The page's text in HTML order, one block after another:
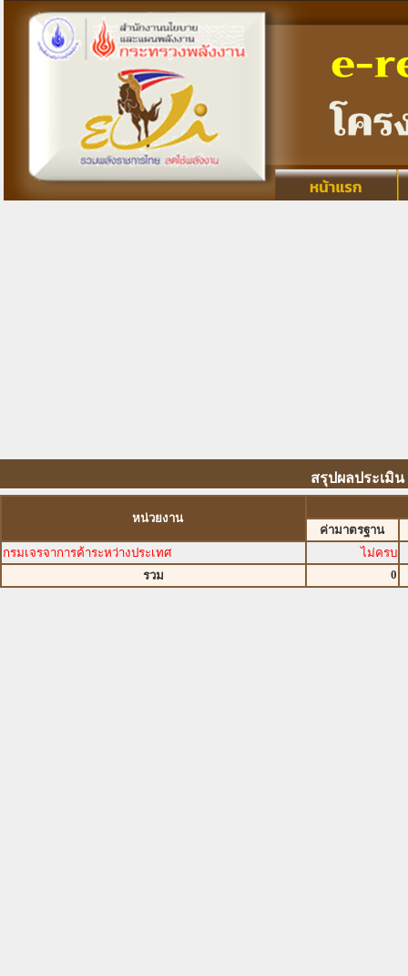
สรุปผลประเมิน
หน่วยงาน
ค่ามาตรฐาน
กรมเจรจาการค้าระหว่างประเทศ
ไม่ครบ
รวม
0